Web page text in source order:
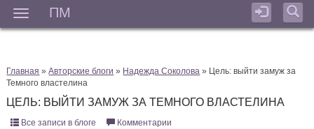
ПМ
Главная »Авторские блоги » Надежда Соколова » Цель: выйти замуж за
Темного властелина
ЦЕЛЬ: ВЫЙТИ ЗАМУЖ ЗА ТЕМНОГО ВЛАСТЕЛИНА
Все записи в блоге
Комментарии